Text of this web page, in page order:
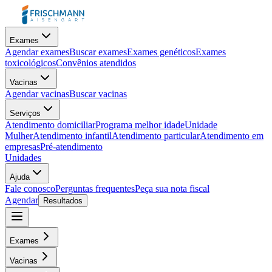
Exames
Agendar examesBuscar examesExames genéticosExames
toxicológicosConvênios atendidos
Vacinas
Agendar vacinasBuscar vacinas
Serviços
Atendimento domiciliarPrograma melhor idadeUnidade
MulherAtendimento infantilAtendimento particularAtendimento em
empresasPré-atendimento
Unidades
Ajuda
Fale conoscoPerguntas frequentesPeça sua nota fiscal
Agendar
Resultados
Exames
Vacinas